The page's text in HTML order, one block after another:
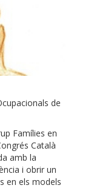
de
Famílies en
Català
amb la
i obrir un
en els models